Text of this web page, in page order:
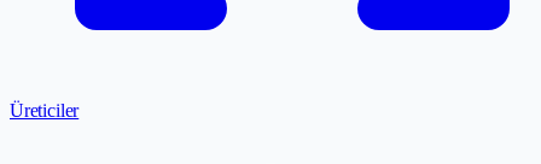
Üreticiler